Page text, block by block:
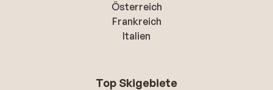
Österreich
Frankreich
Italien
Top Skigebiete